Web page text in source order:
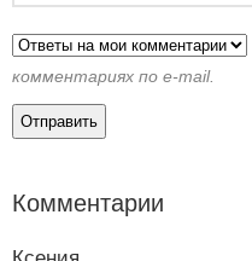
комментариях по e-mail.
Комментарии